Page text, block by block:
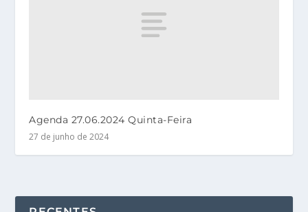
Agenda 27.06.2024 Quinta-Feira
27 de junho de 2024